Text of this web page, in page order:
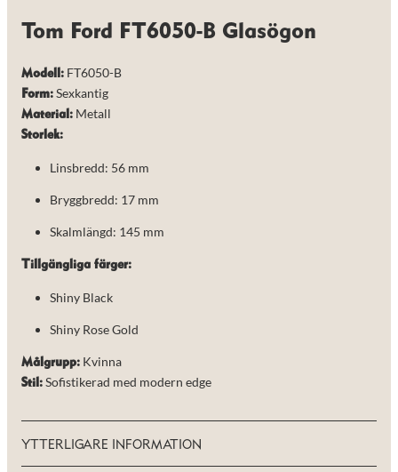
Tom Ford FT6050-B Glasögon
Modell: FT6050-B
Form: Sexkantig
Material: Metall
Storlek:
Linsbredd: 56 mm
Bryggbredd: 17 mm
Skalmlängd: 145 mm
Tillgängliga färger:
Shiny Black
Shiny Rose Gold
Målgrupp: Kvinna
Stil: Sofistikerad med modern edge
YTTERLIGARE INFORMATION
används.
Upplevelse
hemsida ska
prestera så
möjligt under
Om du nekar
de här
kommer viss
att försvinna
hemsidan.
Marknadsföring
Genom att dela
med dig av dina
beteende när du
chansen att få se
personligt